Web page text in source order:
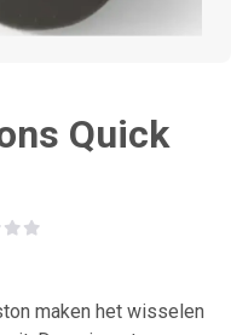
Quick
maken het wisselen